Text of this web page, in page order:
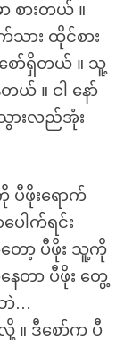
စားတယ် ။
ား ထိုင်စား
ော်ရှိတယ် ။ သူ့
ယ် ။ ငါ နော်
ားလည်အုံး
ပီဖိုးရောက်
ါက်ရင်း
ော့ ပီဖိုး သူ့ကို
တာ ပီဖိုး တွေ့
ဘဲ…
။ ဒီစော်က ပီ